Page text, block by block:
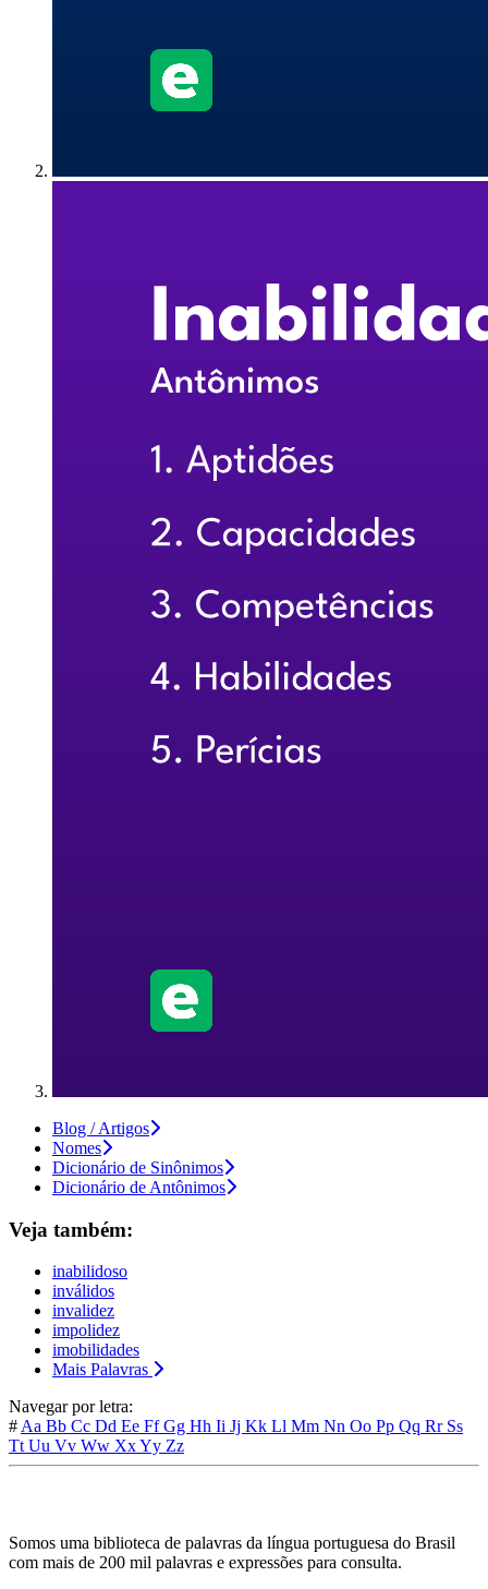
Blog / Artigos
Nomes
Dicionário de Sinônimos
Dicionário de Antônimos
Veja também:
inabilidoso
inválidos
invalidez
impolidez
imobilidades
Mais Palavras
Navegar por letra:
#Aa Bb Cc Dd Ee FfGg Hh Ii Jj Kk Ll Mm Nn Oo Pp Qq Rr Ss
TtUu Vv Ww XxYy Zz
Somos uma biblioteca de palavras da língua portuguesa do Brasil
com mais de 200 mil palavras e expressões para consulta.